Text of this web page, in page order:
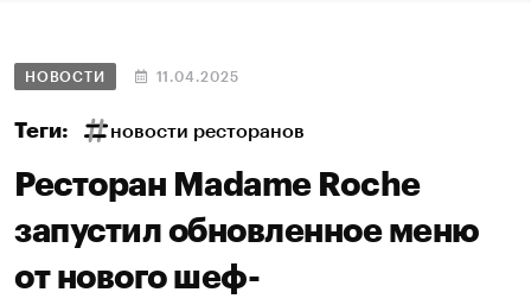
НОВОСТИ 11.04.2025
Теги: новости ресторанов
Ресторан Madame Roche
запустил обновленное меню
от нового шеф-